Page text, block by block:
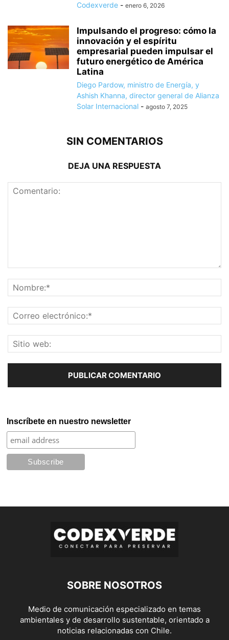
Codexverde - enero 6, 2026
Impulsando el progreso: cómo la
innovación y el espíritu
empresarial pueden impulsar el
futuro energético de América
Latina
Diego Pardow, ministro de Energía, y
Ashish Khanna, director general de Alianza
Solar Internacional - agosto 7, 2025
SIN COMENTARIOS
DEJA UNA RESPUESTA
Inscríbete en nuestro newsletter
SOBRE NOSOTROS
Medio de comunicación especializado en temas
ambientales y de desarrollo sustentable, orientado a
noticias relacionadas con Chile.